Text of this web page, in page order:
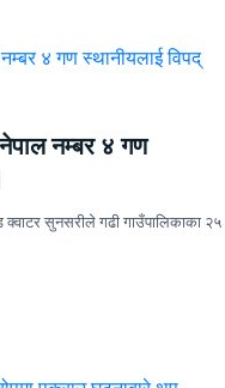
नम्बर ४ गण
सुनसरीले गढी गाउँपालिकाका २५